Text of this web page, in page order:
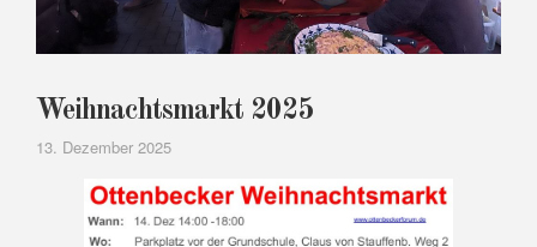
Weihnachtsmarkt 2025
13. Dezember 2025